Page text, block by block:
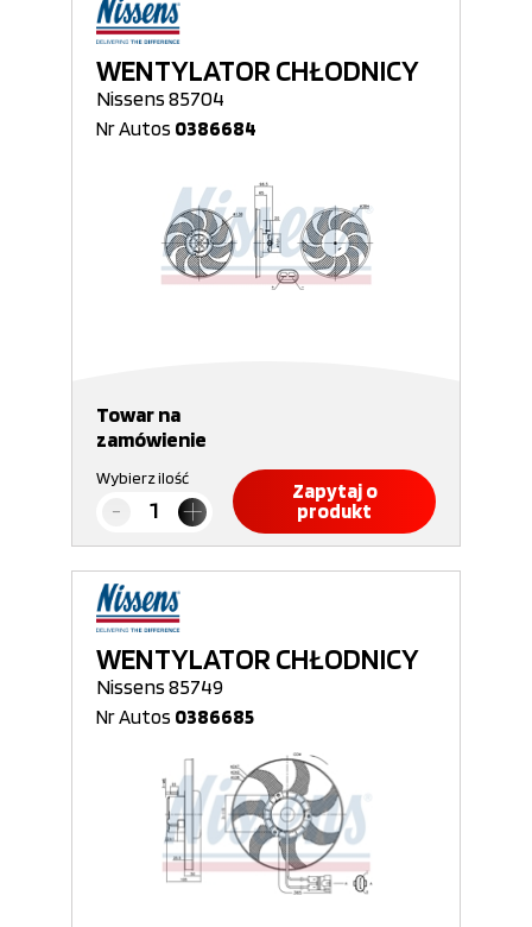
WENTYLATOR CHŁODNICY
Nissens 85704
Nr Autos 0386684
Towar na
zamówienie
Wybierz ilość
Zapytaj o
produkt
WENTYLATOR CHŁODNICY
Nissens 85749
Nr Autos 0386685